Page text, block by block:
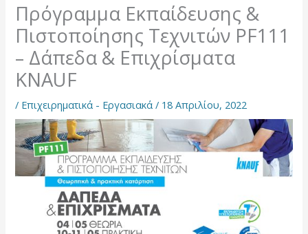
Πρόγραμμα Εκπαίδευσης &
Πιστοποίησης Τεχνιτών PF111
– Δάπεδα & Επιχρίσματα
KNAUF
/ Επιχειρηματικά - Εργασιακά / 18 Απριλίου, 2022